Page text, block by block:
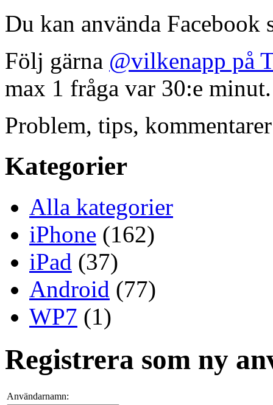
Du kan använda
Följ gärna @vilkenapp på
max 1 fråga var 30:e minut.
Problem, tips,
Kategorier
Alla kategorier
iPhone (162)
iPad (37)
Android (77)
WP7 (1)
Registrera som ny
Användarnamn: